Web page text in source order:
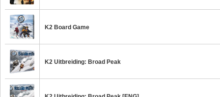
K2 Board Game
K2 Uitbreiding: Broad Peak